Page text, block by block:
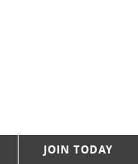
JOIN TODAY